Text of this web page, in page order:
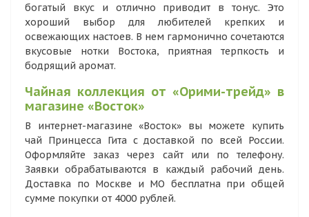
богатый вкус и отлично приводит в тонус. Это
хороший выбор для любителей крепких и
освежающих настоев. В нем гармонично сочетаются
вкусовые нотки Востока, приятная терпкость и
бодрящий аромат.
Чайная коллекция от «Орими-трейд» в
магазине «Восток»
В интернет-магазине «Восток» вы можете купить
чай Принцесса Гита с доставкой по всей России.
Оформляйте заказ через сайт или по телефону.
Заявки обрабатываются в каждый рабочий день.
Доставка по Москве и МО бесплатна при общей
сумме покупки от 4000 рублей.